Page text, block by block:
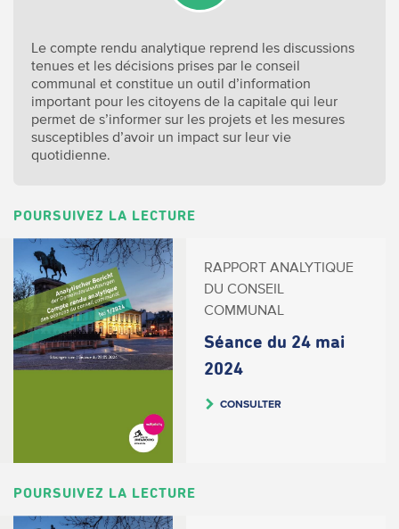
Le compte rendu analytique reprend les discussions
tenues et les décisions prises par le conseil
communal et constitue un outil d’information
important pour les citoyens de la capitale qui leur
permet de s’informer sur les projets et les mesures
susceptibles d’avoir un impact sur leur vie
quotidienne.
POURSUIVEZ LA LECTURE
Séance du 24 mai
2024
RAPPORT ANALYTIQUE
DU CONSEIL
COMMUNAL
CONSULTER
POURSUIVEZ LA LECTURE